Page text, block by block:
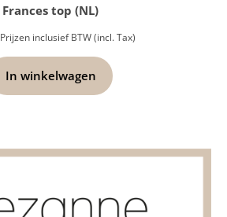
Frances top (NL)
Prijzen inclusief BTW (incl. Tax)
In winkelwagen